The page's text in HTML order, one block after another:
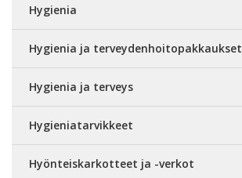
Hygienia
Hygienia ja terveydenhoitopakkaukset
Hygienia ja terveys
Hygieniatarvikkeet
Hyönteiskarkotteet ja -verkot